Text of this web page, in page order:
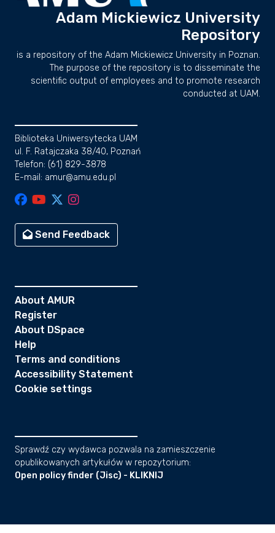
Adam Mickiewicz University
Repository
is a repository of the Adam Mickiewicz University in Poznan.
The purpose of the repository is to disseminate the
scientific output of employees and to promote research
conducted at UAM.
Biblioteka Uniwersytecka UAM
ul. F. Ratajczaka 38/40, Poznań
Telefon: (61) 829-3878
E-mail: amur@amu.edu.pl
Send Feedback
About AMUR
Register
About DSpace
Help
Terms and conditions
Accessibility Statement
Cookie settings
Sprawdź czy wydawca pozwala na zamieszczenie
opublikowanych artykułów w repozytorium:
Open policy finder (Jisc) - KLIKNIJ